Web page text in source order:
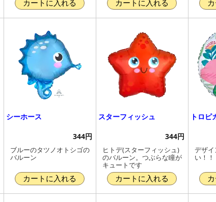
カートに入れる カートに入れる
シーホース
344円
ブルーのタツノオトシゴの
バルーン
カートに入れる
スターフィッシュ
344円
ヒトデ(スターフィッシュ)
のバルーン。つぶらな瞳が
キュートです
カートに入れる
トロピ
デザ
い！！